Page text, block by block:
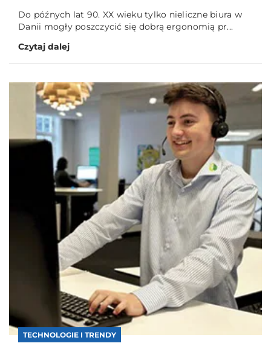
Do późnych lat 90. XX wieku tylko nieliczne biura w
Danii mogły poszczycić się dobrą ergonomią pr...
Czytaj dalej
TECHNOLOGIE I TRENDY